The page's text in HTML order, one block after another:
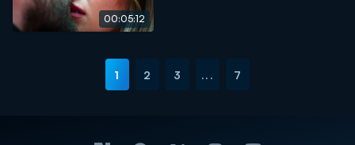
00:05:12
1 2 3 ... 7